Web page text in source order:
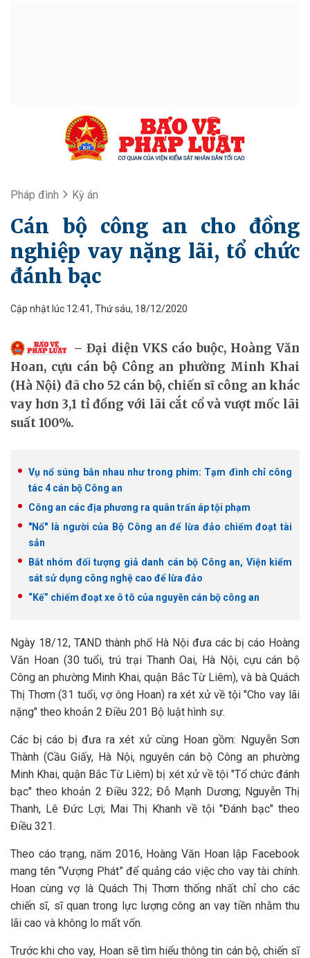
Pháp đình Kỳ án
Cán bộ công an cho đồng
nghiệp vay nặng lãi, tổ chức
đánh bạc
Cập nhật lúc 12:41, Thứ sáu, 18/12/2020
Đại diện VKS cáo buộc, Hoàng Văn
Hoan, cựu cán bộ Công an phường Minh Khai
(Hà Nội) đã cho 52 cán bộ, chiến sĩ công an khác
vay hơn 3,1 tỉ đồng với lãi cắt cổ và vượt mốc lãi
suất 100%.
Vụ nổ súng bắn nhau như trong phim: Tạm đình chỉ công
tác 4 cán bộ Công an
Công an các địa phương ra quân trấn áp tội phạm
"Nổ" là người của Bộ Công an để lừa đảo chiếm đoạt tài
sản
Bắt nhóm đối tượng giả danh cán bộ Công an, Viện kiểm
sát sử dụng công nghệ cao để lừa đảo
“Kế” chiếm đoạt xe ô tô của nguyên cán bộ công an
Ngày 18/12, TAND thành phố Hà Nội đưa các bị cáo Hoàng
Văn Hoan (30 tuổi, trú trại Thanh Oai, Hà Nội, cựu cán bộ
Công an phường Minh Khai, quận Bắc Từ Liêm), và bà Quách
Thị Thơm (31 tuổi, vợ ông Hoan) ra xét xử về tội "Cho vay lãi
nặng" theo khoản 2 Điều 201 Bộ luật hình sự.
Các bị cáo bị đưa ra xét xử cùng Hoan gồm: Nguyễn Sơn
Thành (Cầu Giấy, Hà Nội, nguyên cán bộ Công an phường
Minh Khai, quận Bắc Từ Liêm) bị xét xử về tội "Tổ chức đánh
bạc" theo khoản 2 Điều 322; Đỗ Mạnh Dương; Nguyễn Thị
Thanh, Lê Đức Lợi; Mai Thị Khanh về tội "Đánh bạc" theo
Điều 321.
Theo cáo trạng, năm 2016, Hoàng Văn Hoan lập Facebook
mang tên “Vượng Phát” để quảng cáo việc cho vay tài chính.
Hoan cùng vợ là Quách Thị Thơm thống nhất chỉ cho các
chiến sĩ, sĩ quan trong lực lượng công an vay tiền nhằm thu
lãi cao và không lo mất vốn.
Trước khi cho vay, Hoan sẽ tìm hiểu thông tin cán bộ, chiến sĩ